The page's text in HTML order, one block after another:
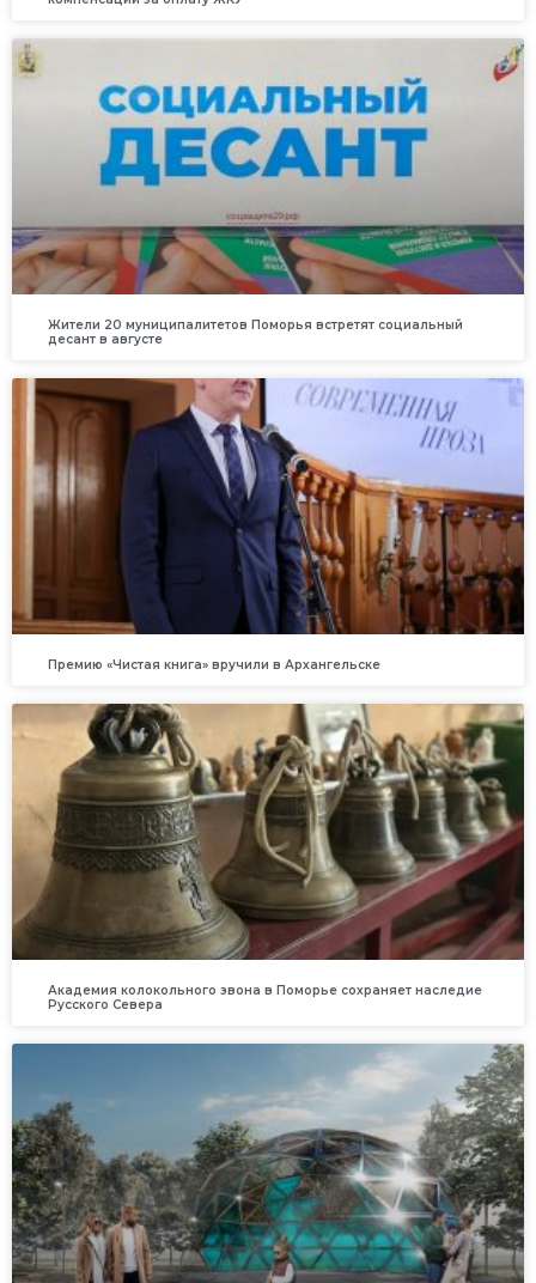
Жители 20 муниципалитетов Поморья встретят социальный
десант в августе
Премию «Чистая книга» вручили в Архангельске
Академия колокольного звона в Поморье сохраняет наследие
Русского Севера